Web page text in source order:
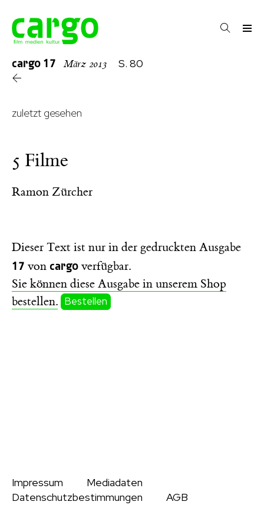
cargo 17 März 2013 S. 80
zuletzt gesehen
5 Filme
Ramon Zürcher
Dieser Text ist nur in der gedruckten Ausgabe
17 von cargo verfügbar.
Sie können diese Ausgabe in unserem Shop
bestellen. Bestellen
Impressum
Mediadaten
Datenschutzbestimmungen
AGB